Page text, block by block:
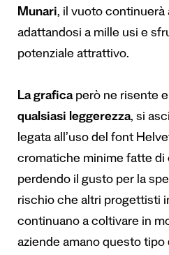
Munari, il vuoto continuerà
adattandosi a mille usi e
potenziale attrattivo.
La graficaperò ne risente
qualsiasi leggerezza, si
legata all’uso del font
cromatiche minime fatte di
perdendo il gusto per la
rischio che altri progettisti
continuano a coltivare in
aziende amano questo